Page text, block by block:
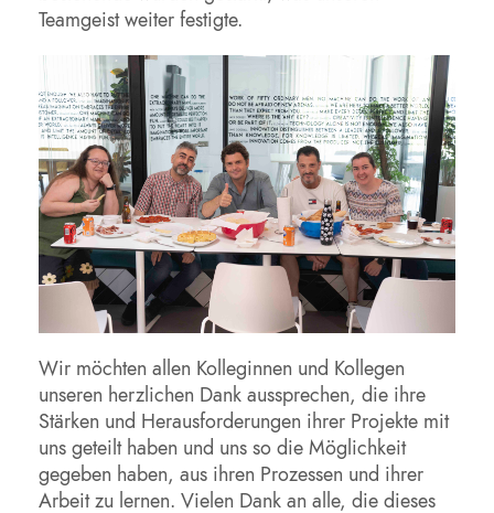
Teamgeist weiter festigte.
Wir möchten allen Kolleginnen und Kollegen
unseren herzlichen Dank aussprechen, die ihre
Stärken und Herausforderungen ihrer Projekte mit
uns geteilt haben und uns so die Möglichkeit
gegeben haben, aus ihren Prozessen und ihrer
Arbeit zu lernen. Vielen Dank an alle, die dieses